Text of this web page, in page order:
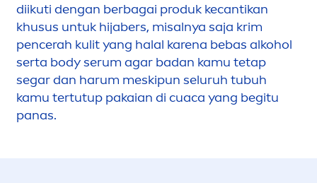
diikuti dengan berbagai produk kecantikan
khusus untuk hijabers, misalnya saja krim
pencerah kulit yang halal karena bebas alkohol
serta body serum agar badan kamu tetap
segar dan harum meskipun seluruh tubuh
kamu tertutup pakaian di cuaca yang begitu
panas.